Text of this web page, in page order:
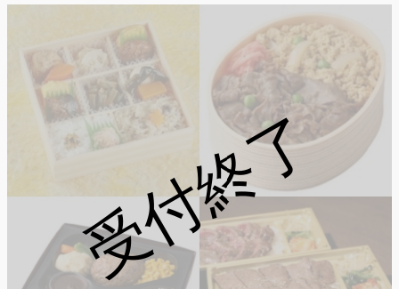
受付終了